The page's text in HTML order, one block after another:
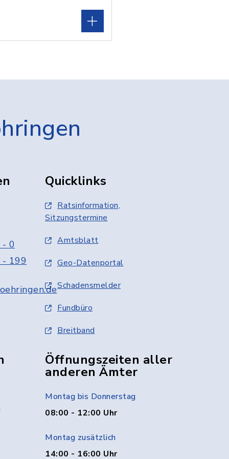
0
199
Quicklinks
Ratsinformation,
Sitzungstermine
Amtsblatt
Geo-Datenportal
Schadensmelder
Fundbüro
Breitband
Öffnungszeiten aller
anderen Ämter
Montag bis Donnerstag
08:00 - 12:00 Uhr
Montag zusätzlich
14:00 - 16:00 Uhr